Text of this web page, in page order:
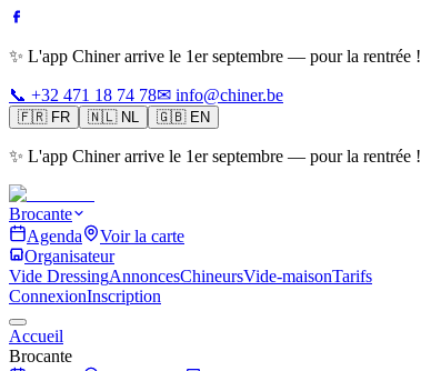
✨ L'app Chiner arrive le 1er septembre — pour la rentrée !
📞 +32 471 18 74 78✉ info@chiner.be
🇫🇷 FR 🇳🇱 NL 🇬🇧 EN
✨ L'app Chiner arrive le 1er septembre — pour la rentrée !
Brocante
Agenda
Voir la carte
Organisateur
Vide DressingAnnoncesChineursVide-maisonTarifs
ConnexionInscription
Accueil
Brocante